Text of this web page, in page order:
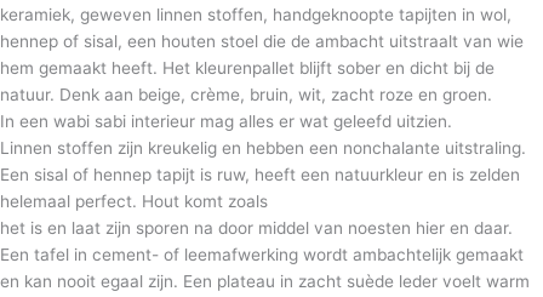
keramiek, geweven linnen stoffen, handgeknoopte tapijten in wol,
hennep of sisal, een houten stoel die de ambacht uitstraalt van wie
hem gemaakt heeft. Het kleurenpallet blijft sober en dicht bij de
natuur. Denk aan beige, crème, bruin, wit, zacht roze en groen.
In een wabi sabi interieur mag alles er wat geleefd uitzien.
Linnen stoffen zijn kreukelig en hebben een nonchalante uitstraling.
Een sisal of hennep tapijt is ruw, heeft een natuurkleur en is zelden
helemaal perfect. Hout komt zoals
het is en laat zijn sporen na door middel van noesten hier en daar.
Een tafel in cement- of leemafwerking wordt ambachtelijk gemaakt
en kan nooit egaal zijn. Een plateau in zacht suède leder voelt warm